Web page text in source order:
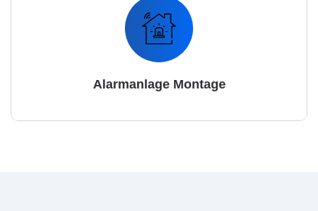
Alarmanlage Montage